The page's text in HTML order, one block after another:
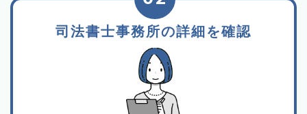
司法書士事務所の詳細を確認